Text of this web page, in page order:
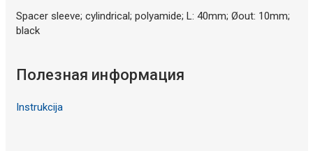
Spacer sleeve; cylindrical; polyamide; L: 40mm; Øout: 10mm;
black
Полезная информация
Instrukcija